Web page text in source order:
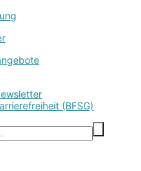
(BFSG)